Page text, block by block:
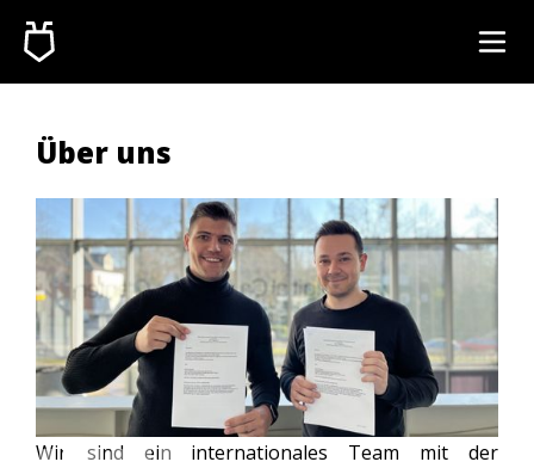
Über uns
Slide 2 of 6.
Wir sind ein internationales Team mit der